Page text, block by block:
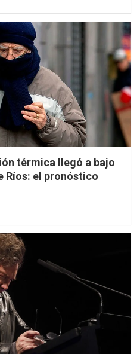
térmica llegó a bajo
Ríos: el pronóstico